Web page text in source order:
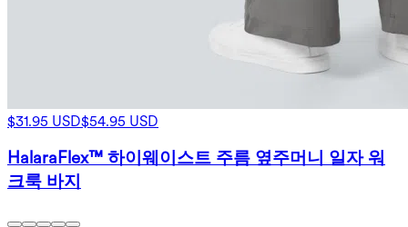
$31.95 USD$54.95 USD
HalaraFlex™ 하이웨이스트 주름 옆주머니 일자 워
크룩 바지